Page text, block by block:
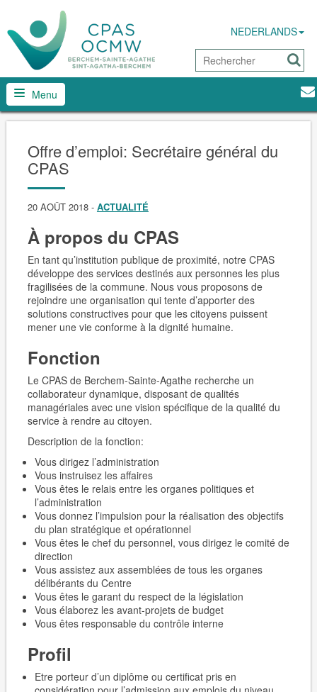
NEDERLANDS
Menu
Offre d’emploi: Secrétaire général du
CPAS
20 AOÛT 2018 - ACTUALITÉ
À propos du CPAS
En tant qu’institution publique de proximité, notre CPAS
développe des services destinés aux personnes les plus
fragilisées de la commune. Nous vous proposons de
rejoindre une organisation qui tente d’apporter des
solutions constructives pour que les citoyens puissent
mener une vie conforme à la dignité humaine.
Fonction
Le CPAS de Berchem-Sainte-Agathe recherche un
collaborateur dynamique, disposant de qualités
managériales avec une vision spécifique de la qualité du
service à rendre au citoyen.
Description de la fonction:
Vous dirigez l’administration
Vous instruisez les affaires
Vous êtes le relais entre les organes politiques et
l’administration
Vous donnez l’impulsion pour la réalisation des objectifs
du plan stratégique et opérationnel
Vous êtes le chef du personnel, vous dirigez le comité de
direction
Vous assistez aux assemblées de tous les organes
délibérants du Centre
Vous êtes le garant du respect de la législation
Vous élaborez les avant-projets de budget
Vous êtes responsable du contrôle interne
Profil
Etre porteur d’un diplôme ou certificat pris en